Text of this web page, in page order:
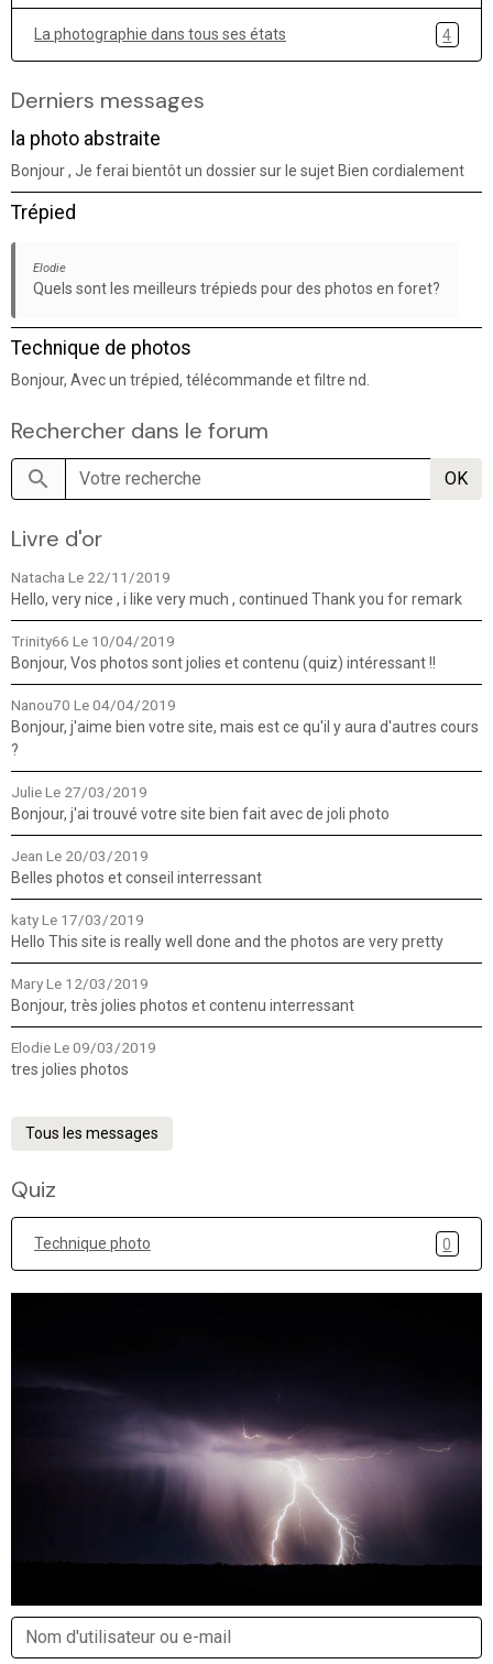
La photographie dans tous ses états 4
Derniers messages
la photo abstraite
Bonjour , Je ferai bientôt un dossier sur le sujet Bien cordialement
Trépied
Elodie
Quels sont les meilleurs trépieds pour des photos en foret?
Technique de photos
Bonjour, Avec un trépied, télécommande et filtre nd.
Rechercher dans le forum
OK
Livre d'or
Natacha Le 22/11/2019
Hello, very nice , i like very much , continued Thank you for remark
Trinity66 Le 10/04/2019
Bonjour, Vos photos sont jolies et contenu (quiz) intéressant !!
Nanou70 Le 04/04/2019
Bonjour, j'aime bien votre site, mais est ce qu'il y aura d'autres cours
?
JulieLe 27/03/2019
Bonjour, j'ai trouvé votre site bien fait avec de joli photo
Jean Le 20/03/2019
Belles photos et conseil interressant
katyLe 17/03/2019
Hello This site is really well done and the photos are very pretty
MaryLe 12/03/2019
Bonjour, très jolies photos et contenu interressant
ElodieLe 09/03/2019
tres jolies photos
Tous les messages
Quiz
Technique photo 0